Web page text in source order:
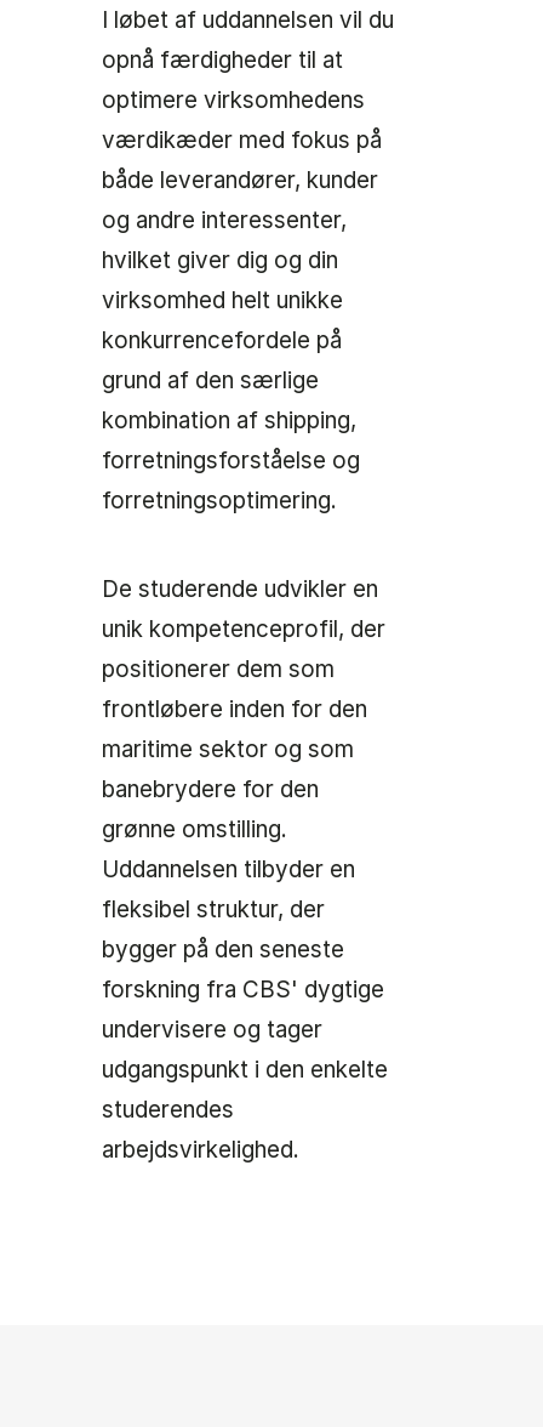
I løbet af uddannelsen vil du
opnå færdigheder til at
optimere virksomhedens
værdikæder med fokus på
både leverandører, kunder
og andre interessenter,
hvilket giver dig og din
virksomhed helt unikke
konkurrencefordele på
grund af den særlige
kombination af shipping,
forretningsforståelse og
forretningsoptimering.
De studerende udvikler en
unik kompetenceprofil, der
positionerer dem som
frontløbere inden for den
maritime sektor og som
banebrydere for den
grønne omstilling.
Uddannelsen tilbyder en
fleksibel struktur, der
bygger på den seneste
forskning fra CBS' dygtige
undervisere og tager
udgangspunkt i den enkelte
studerendes
arbejdsvirkelighed.